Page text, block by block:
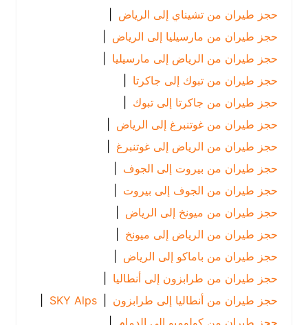
حجز طيران من تشيناي إلى الرياض
|
حجز طيران من مارسيليا إلى الرياض
|
حجز طيران من الرياض إلى مارسيليا |
حجز طيران من تبوك إلى جاكرتا
|
حجز طيران من جاكرتا إلى تبوك
|
حجز طيران من غوتنبرغ إلى الرياض
|
حجز طيران من الرياض إلى غوتنبرغ |
حجز طيران من بيروت إلى الجوف |
حجز طيران من الجوف إلى بيروت
|
حجز طيران من ميونخ إلى الرياض
|
حجز طيران من الرياض إلى ميونخ |
حجز طيران من باماكو إلى الرياض
|
حجز طيران من طرابزون إلى أنطاليا
|
حجز طيران من أنطاليا إلى طرابزون |
SKY Alps
|
حجز طيران من كولومبو إلى الدمام
|